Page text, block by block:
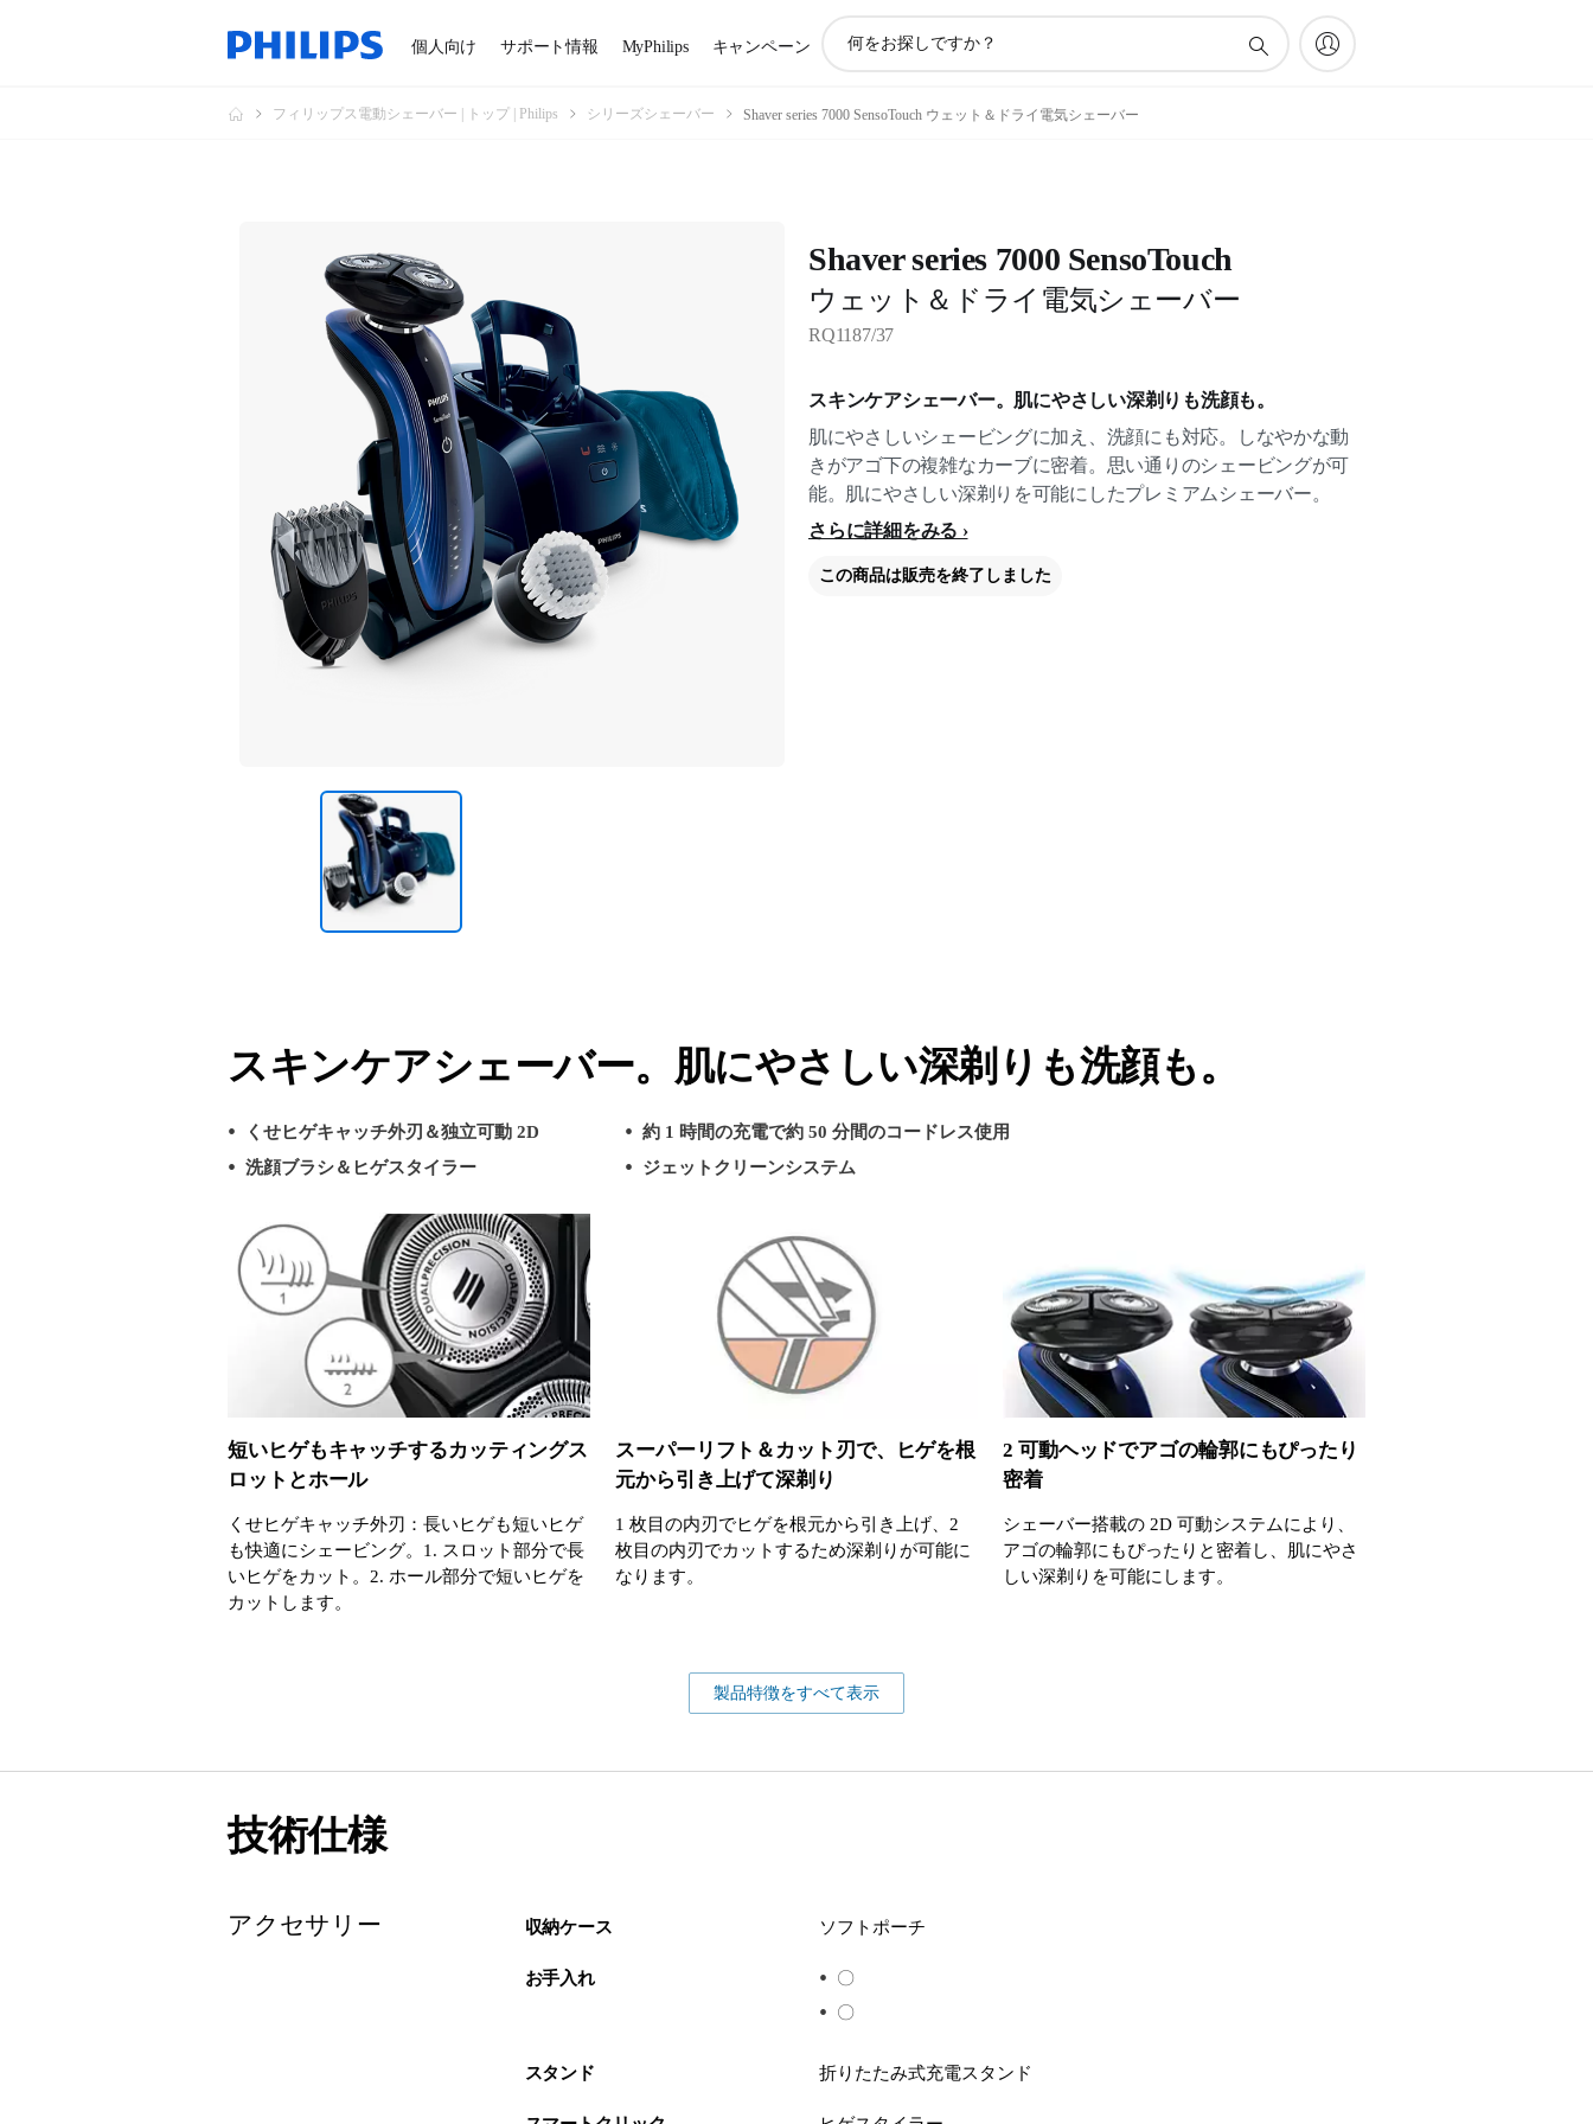
個人向け サポート情報 MyPhilips キャンペーン
ン
索
フィリップス電動シェーバー | トップ | Philips シリーズシェーバー Shaver series 7000 SensoTouch ウェット＆ドライ電気シェーバー
Shaver series 7000 SensoTouch
ウェット＆ドライ電気シェーバー
RQ1187/37
スキンケアシェーバー。肌にやさしい深剃りも洗顔も。
肌にやさしいシェービングに加え、洗顔にも対応。しなやかな動
きがアゴ下の複雑なカーブに密着。思い通りのシェービングが可
能。肌にやさしい深剃りを可能にしたプレミアムシェーバー。
さらに詳細をみる
この商品は販売を終了しました
スキンケアシェーバー。肌にやさしい深剃りも洗顔も。
くせヒゲキャッチ外刃＆独立可動 2D
約 1 時間の充電で約 50 分間のコードレス使用
洗顔ブラシ＆ヒゲスタイラー
ジェットクリーンシステム
短いヒゲもキャッチするカッティングス
ロットとホール
くせヒゲキャッチ外刃：長いヒゲも短いヒゲ
も快適にシェービング。1. スロット部分で長
いヒゲをカット。2. ホール部分で短いヒゲを
カットします。
スーパーリフト＆カット刃で、ヒゲを根
元から引き上げて深剃り
1 枚目の内刃でヒゲを根元から引き上げ、2
枚目の内刃でカットするため深剃りが可能に
なります。
2 可動ヘッドでアゴの輪郭にもぴったり
密着
シェーバー搭載の 2D 可動システムにより、
アゴの輪郭にもぴったりと密着し、肌にやさ
しい深剃りを可能にします。
製品特徴をすべて表示
技術仕様
アクセサリー 収納ケース ソフトポーチ
お手入れ
〇
〇
スタンド 折りたたみ式充電スタンド